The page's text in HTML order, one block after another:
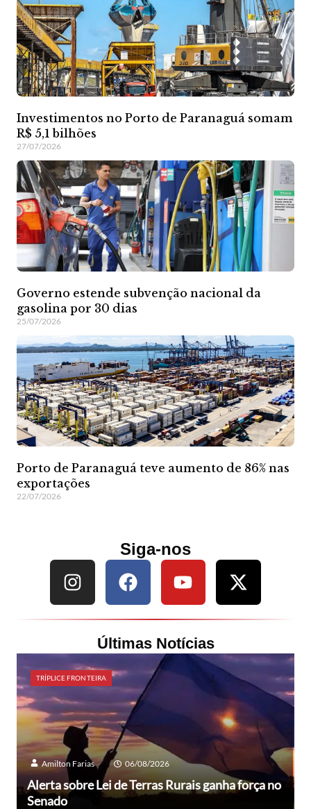
Investimentos no Porto de Paranaguá somam
R$ 5,1 bilhões
27/07/2026
Governo estende subvenção nacional da
gasolina por 30 dias
25/07/2026
Porto de Paranaguá teve aumento de 86% nas
exportações
22/07/2026
Siga-nos
Últimas Notícias
TRÍPLICE FRONTEIRA
Amilton Farias 06/08/2026
Alerta sobre Lei de Terras Rurais ganha força no
Senado